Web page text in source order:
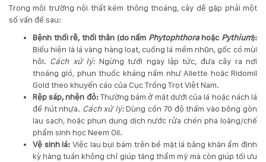
Trong môi trường nội thất kém thông thoáng, cây dễ gặp phải một
số vấn đề sau:
Bệnh thối rễ, thối thân (do nấm Phytophthorahoặc Pythium):
Biểu hiện là lá vàng hàng loạt, cuống lá mềm nhũn, gốc có mùi
hôi. Cách xử lý:Ngừng tưới ngay lập tức, đưa cây ra nơi
thoáng gió, phun thuốc kháng nấm như Aliette hoặc Ridomil
Gold theo khuyến cáo của Cục Trồng Trọt Việt Nam.
Rệp sáp, nhện đỏ:Thường bám ở mặt dưới của lá hoặc nách lá
để hút nhựa. Cách xử lý:Dùng cồn 70 độ thấm vào bông gòn
lau sạch, hoặc phun dung dịch nước rửa chén pha loãng/chế
phẩm sinh học Neem Oil.
Vệ sinh lá: Việc lau bụi bám trên bề mặt lá bằng khăn ẩm định
kỳ hàng tuần không chỉ giúp tăng thẩm mỹ mà còn giúp tối ưu